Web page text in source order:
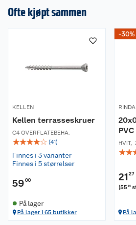
Ofte kjøpt sammen
KELLEN
Kellen terrasseskruer
C4 OVERFLATEBEHA.
☆☆☆☆☆ (41)
Finnes i 3 varianter
Finnes i 5 størrelser
5900
På lager
På lager i 65 butikker
-30%
HVIT,
☆☆
21 27
(55 30
På